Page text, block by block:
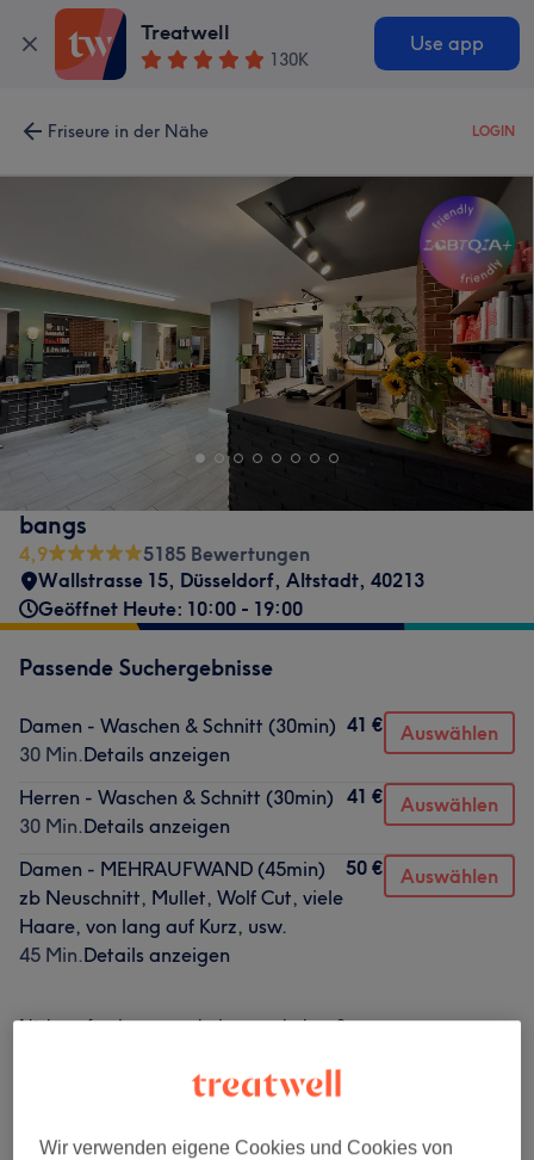
Treatwell
130K
Use app
Friseure in der Nähe LOGIN
bangs
4,9
5185 Bewertungen
Wallstrasse 15, Düsseldorf, Altstadt, 40213
Geöffnet Heute: 10:00 - 19:00
Passende Suchergebnisse
Damen - Waschen & Schnitt (30min)
30 Min.Details anzeigen
41 € Auswählen
Herren - Waschen & Schnitt (30min)
30 Min.Details anzeigen
41 € Auswählen
Damen - MEHRAUFWAND (45min)
zb Neuschnitt, Mullet, Wolf Cut, viele
Haare, von lang auf Kurz, usw.
45 Min.Details anzeigen
50 € Auswählen
Nicht gefunden wonach du gesucht hast?
Wir verwenden eigene Cookies und Cookies von